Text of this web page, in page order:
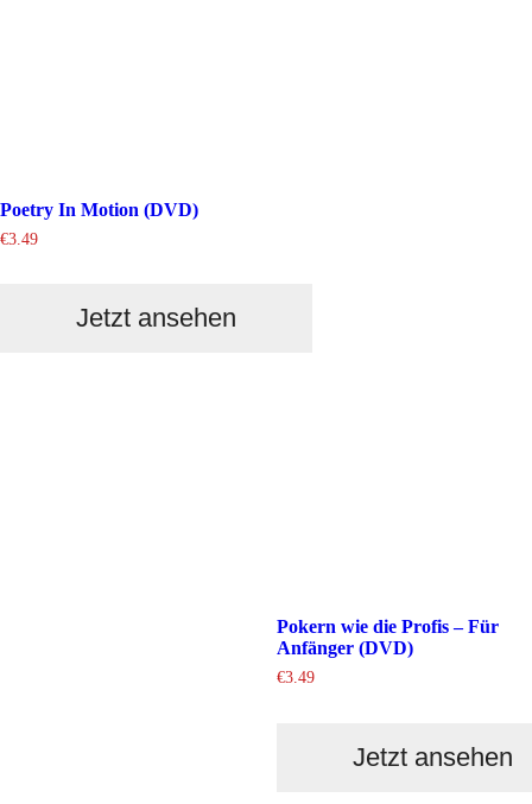
Poetry In Motion (DVD)
€3.49
Jetzt ansehen
Pokern wie die Profis – Für
Anfänger (DVD)
€3.49
Jetzt ansehen